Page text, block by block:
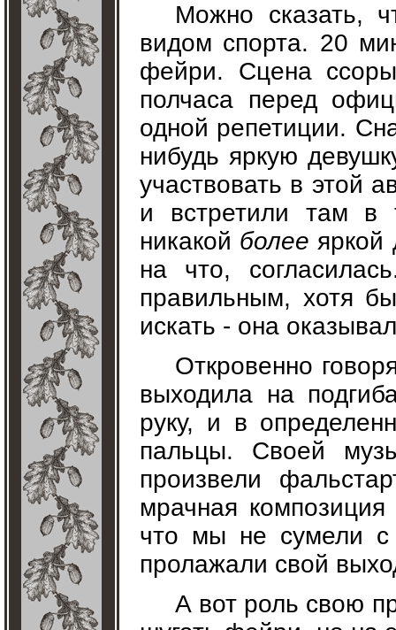
Можно сказать,
видом спорта. 20
фейри. Сцена
полчаса перед
одной репетиции.
нибудь яркую
участвовать в этой
и встретили там в
никакой более
на что,
правильным, хотя
искать - она
Откровенно
выходила на
руку, и в
пальцы. Своей
произвели
мрачная
что мы не сумели с
пролажали свой
А вот роль свою